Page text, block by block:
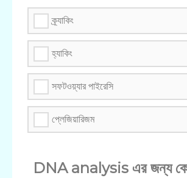
ক্র্যাকিং
হ্যাকিং
সফটওয়্যার পাইরেসি
প্লেজিয়ারিজম
DNA analysis এর জন্য